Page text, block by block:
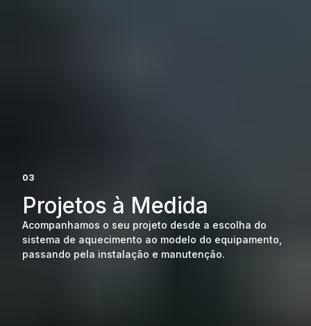
03
Projetos à Medida
Acompanhamos o seu projeto desde a escolha do
sistema de aquecimento ao modelo do equipamento,
passando pela instalação e manutenção.